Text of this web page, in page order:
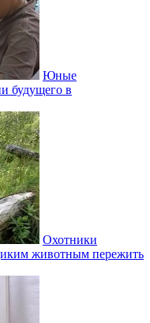
Юные
будущего в
Охотники
животным пережить